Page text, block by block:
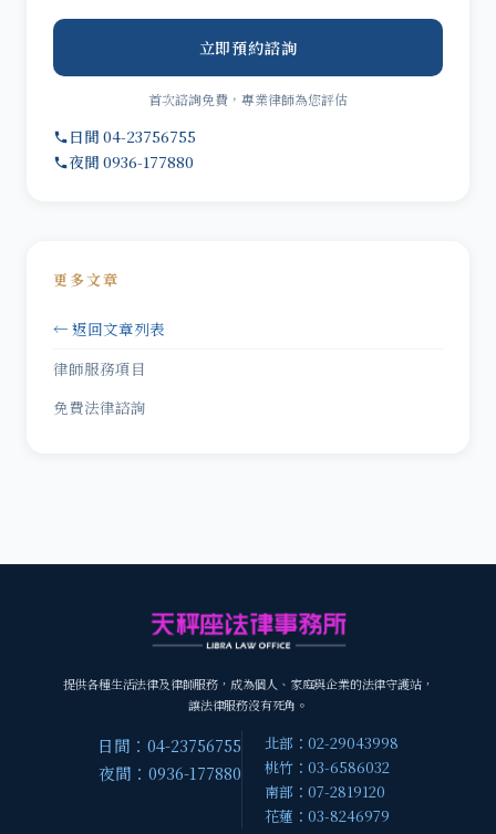
立即預約諮詢
首次諮詢免費，專業律師為您評估
日間 04-23756755
夜間 0936-177880
更多文章
← 返回文章列表
律師服務項目
免費法律諮詢
提供各種生活法律及律師服務，成為個人、家庭與企業的法律守護站，
讓法律服務沒有死角。
日間：04-23756755
夜間：0936-177880
北部：02-29043998
桃竹：03-6586032
南部：07-2819120
花蓮：03-8246979